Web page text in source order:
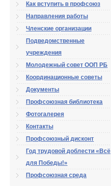
Как вступить в профсоюз
Направления работы
Членские организации
Подведомственные
учреждения
Молодежный совет ООП РБ
Координационные советы
Документы
Профсоюзная библиотека
Фотогалерея
Контакты
Профсоюзный дисконт
Год трудовой доблести «Всё
для Победы!»
Профсоюзная среда